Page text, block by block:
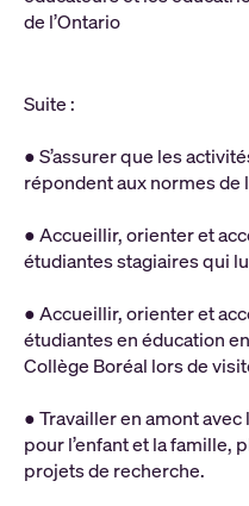
de l’Ontario
Suite :
● S’assurer que les
répondent aux normes de
● Accueillir, orienter et
étudiantes stagiaires qui
● Accueillir, orienter et
étudiantes en éducation
Collège Boréal lors de
● Travailler en amont
pour l’enfant et la famille,
projets de recherche.